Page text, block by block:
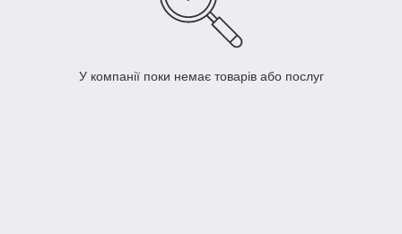
У компанії поки немає товарів або послуг